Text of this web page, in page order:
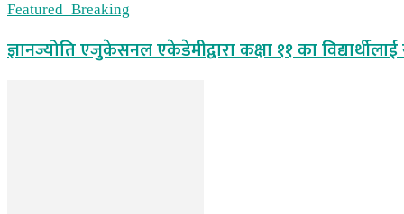
Featured_Breaking
ज्ञानज्योति एजुकेसनल एकेडेमीद्वारा कक्षा ११ का